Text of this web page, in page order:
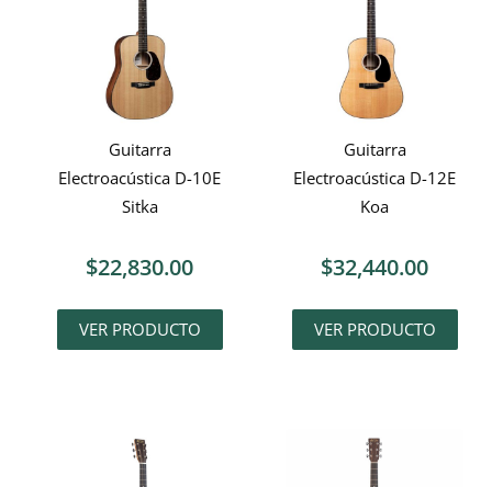
Guitarra
Electroacústica D-10E
Sitka
$22,830.00
VER PRODUCTO
Guitarra
Electroacústica D-12E
Koa
$32,440.00
VER PRODUCTO